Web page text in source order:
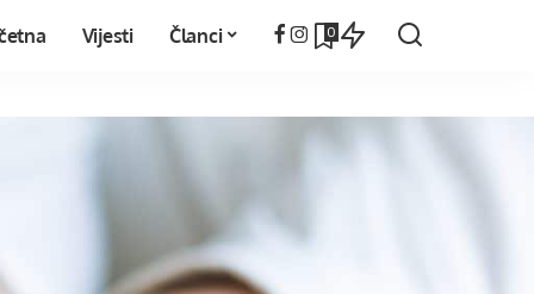
Vijesti Članci 0